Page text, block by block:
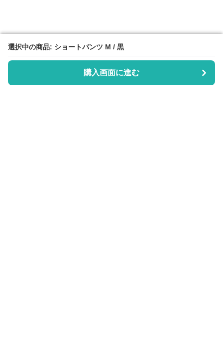
選択中の商品: ショートパンツ M / 黒
購入画面に進む
選択中の商品: ショートパンツ M / 黒
購入画面に進む